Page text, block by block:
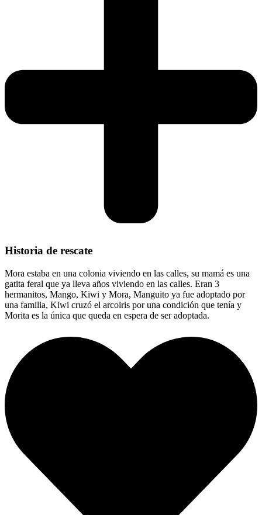
Historia de rescate
Mora estaba en una colonia viviendo en las calles, su mamá es una
gatita feral que ya lleva años viviendo en las calles. Eran 3
hermanitos, Mango, Kiwi y Mora, Manguito ya fue adoptado por
una familia, Kiwi cruzó el arcoiris por una condición que tenía y
Morita es la única que queda en espera de ser adoptada.